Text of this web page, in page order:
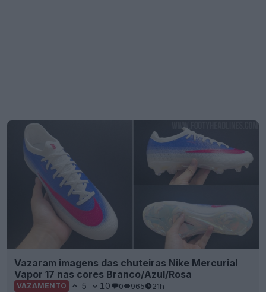
Vazaram imagens das chuteiras Nike Mercurial
Vapor 17 nas cores Branco/Azul/Rosa
VAZAMENTO 5 10 0 965 21h